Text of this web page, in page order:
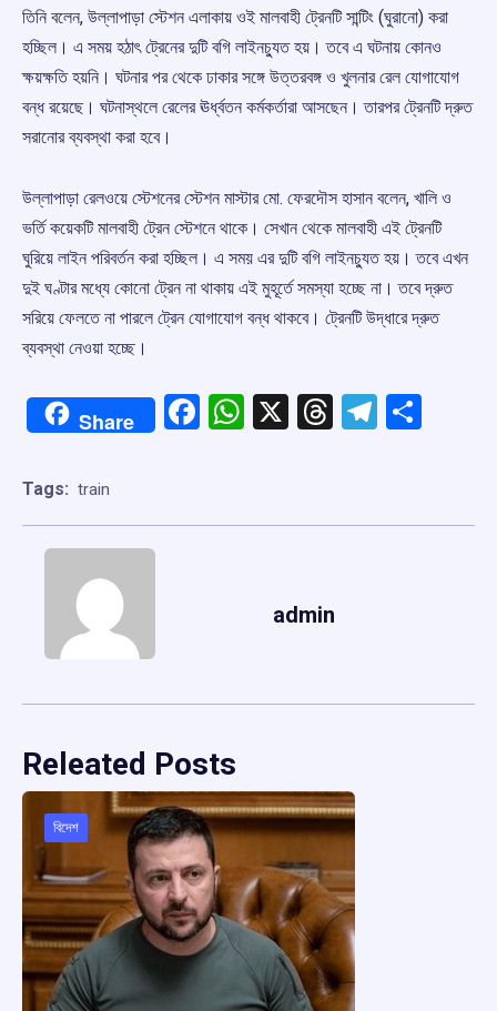
তিনি বলেন, উল্লাপাড়া স্টেশন এলাকায় ওই মালবাহী ট্রেনটি সান্টিং (ঘুরানো) করা
হচ্ছিল। এ সময় হঠাৎ ট্রেনের দুটি বগি লাইনচ্যুত হয়। তবে এ ঘটনায় কোনও
ক্ষয়ক্ষতি হয়নি। ঘটনার পর থেকে ঢাকার সঙ্গে উত্তরবঙ্গ ও খুলনার রেল যোগাযোগ
বন্ধ রয়েছে। ঘটনাস্থলে রেলের ঊর্ধ্বতন কর্মকর্তারা আসছেন। তারপর ট্রেনটি দ্রুত
সরানোর ব্যবস্থা করা হবে।
উল্লাপাড়া রেলওয়ে স্টেশনের স্টেশন মাস্টার মো. ফেরদৌস হাসান বলেন, খালি ও
ভর্তি কয়েকটি মালবাহী ট্রেন স্টেশনে থাকে। সেখান থেকে মালবাহী এই ট্রেনটি
ঘুরিয়ে লাইন পরিবর্তন করা হচ্ছিল। এ সময় এর দুটি বগি লাইনচ্যুত হয়। তবে এখন
দুই ঘণ্টার মধ্যে কোনো ট্রেন না থাকায় এই মুহূর্তে সমস্যা হচ্ছে না। তবে দ্রুত
সরিয়ে ফেলতে না পারলে ট্রেন যোগাযোগ বন্ধ থাকবে। ট্রেনটি উদ্ধারে দ্রুত
ব্যবস্থা নেওয়া হচ্ছে।
Share Facebook
WhatsApp
X Threads
Tags: train
admin
Releated Posts
বিদেশ